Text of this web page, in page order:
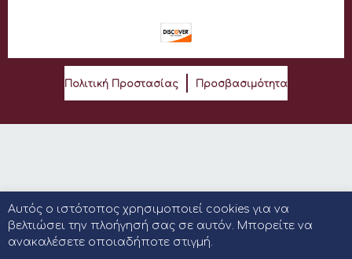
Πολιτική Προστασίας Προσβασιμότητα
Αυτός ο ιστότοπος χρησιμοποιεί cookies για να
βελτιώσει την πλοήγησή σας σε αυτόν. Μπορείτε να
ανακαλέσετε οποιαδήποτε στιγμή.